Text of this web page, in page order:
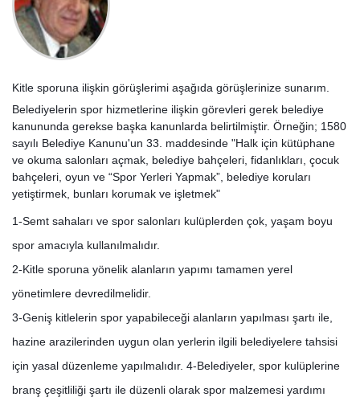
Kitle sporuna ilişkin görüşlerimi aşağıda görüşlerinize sunarım.
Belediyelerin spor hizmetlerine ilişkin görevleri gerek belediye
kanununda gerekse başka kanunlarda belirtilmiştir. Örneğin; 1580
sayılı Belediye Kanunu'un 33. maddesinde "Halk için kütüphane
ve okuma salonları açmak, belediye bahçeleri, fidanlıkları, çocuk
bahçeleri, oyun ve “Spor Yerleri Yapmak”, belediye koruları
yetiştirmek, bunları korumak ve işletmek"
1-Semt sahaları ve spor salonları kulüplerden çok, yaşam boyu
spor amacıyla kullanılmalıdır.
2-Kitle sporuna yönelik alanların yapımı tamamen yerel
yönetimlere devredilmelidir.
3-Geniş kitlelerin spor yapabileceği alanların yapılması şartı ile,
hazine arazilerinden uygun olan yerlerin ilgili belediyelere tahsisi
için yasal düzenleme yapılmalıdır. 4-Belediyeler, spor kulüplerine
branş çeşitliliği şartı ile düzenli olarak spor malzemesi yardımı